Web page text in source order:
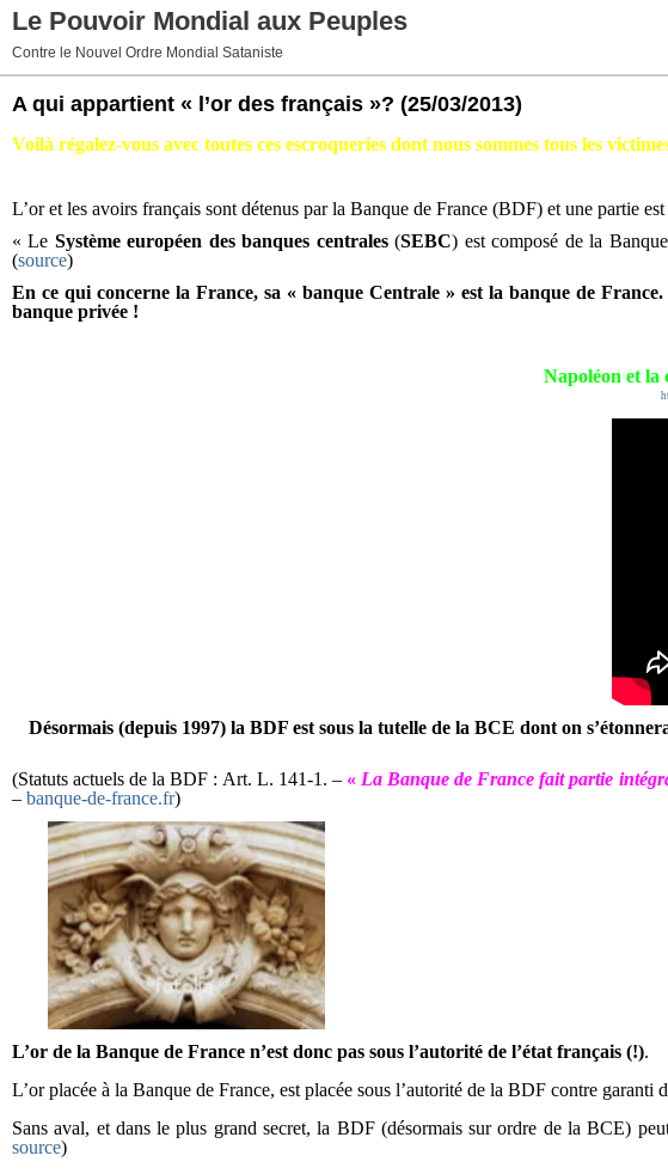
Le Pouvoir Mondial aux Peuples
Contre le Nouvel Ordre Mondial Sataniste
A qui appartient « l’or des français »? (25/03/2013)
Voilà régalez-vous avec toutes ces escroqueries dont nous sommes tous les
L’or et les avoirs français sont détenus par la Banque de France (BDF) et une partie
« Le Système européen des banques centrales(SEBC) est composé de la
(source)
En ce qui concerne la France, sa « banque Centrale » est la banque de France.
banque privée !
Napoléon et la
Désormais (depuis 1997) la BDF est sous la tutelle de la BCE dont on
(Statuts actuels de la BDF : Art. L. 141-1. – « La Banque de France fait partie
– banque-de-france.fr)
L’or de la Banque de France n’est donc pas sous l’autorité de l’état français (!).
L’or placée à la Banque de France, est placée sous l’autorité de la BDF contre garanti
Sans aval, et dans le plus grand secret, la BDF (désormais sur ordre de la BCE)
source)